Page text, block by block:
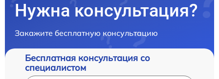
Нужна консультация?
Закажите бесплатную консультацию
Бесплатная консультация со
специалистом